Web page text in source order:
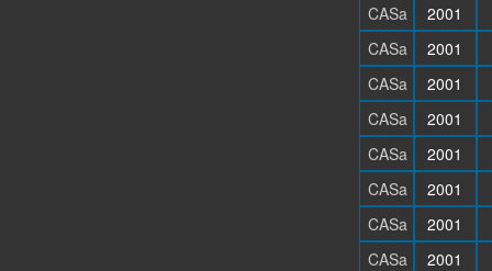
CASa
2001
CASa
2001
CASa
2001
CASa
2001
CASa
2001
CASa
2001
CASa
2001
CASa
2001